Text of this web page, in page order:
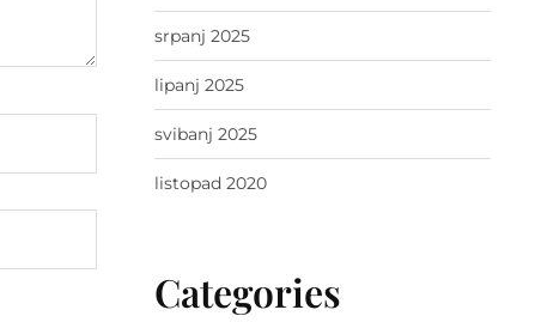
srpanj 2025
lipanj 2025
svibanj 2025
listopad 2020
Categories